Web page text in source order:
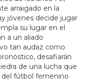
arraigado en la
jóvenes decide jugar
su lugar en el
a un aliado
tan audaz como
desafiarán
de una lucha que
del fútbol femenino